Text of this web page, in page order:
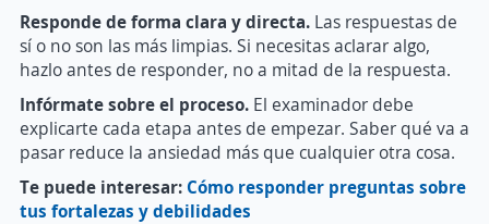
Responde de forma clara y directa. Las respuestas de
sí o no son las más limpias. Si necesitas aclarar algo,
hazlo antes de responder, no a mitad de la respuesta.
Infórmate sobre el proceso. El examinador debe
explicarte cada etapa antes de empezar. Saber qué va a
pasar reduce la ansiedad más que cualquier otra cosa.
Te puede interesar: Cómo responder preguntas sobre
tus fortalezas y debilidades